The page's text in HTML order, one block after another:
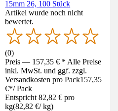
15mm 26, 100 Stück
Artikel wurde noch nicht
bewertet.
(0)
Preis — 157,35 € * Alle Preise
inkl. MwSt. und ggf. zzgl.
Versandkosten pro Pack157,35
€*/ Pack
Entspricht 82,82 € pro
kg(82,82 €/ kg)